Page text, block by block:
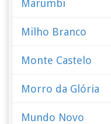
Marumbi
Milho Branco
Monte Castelo
Morro da Glória
Mundo Novo